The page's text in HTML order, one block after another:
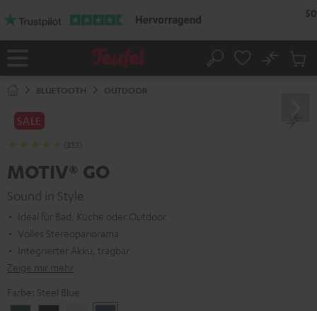
Startseite Suche
No
BLUETOOTH OUTDOOR
SALE
(333)
MOTIV® GO
Sound in Style
Ideal für Bad, Küche oder Outdoor
Volles Stereopanorama
Integrierter Akku, tragbar
Zeige mir mehr
Farbe: Steel Blue